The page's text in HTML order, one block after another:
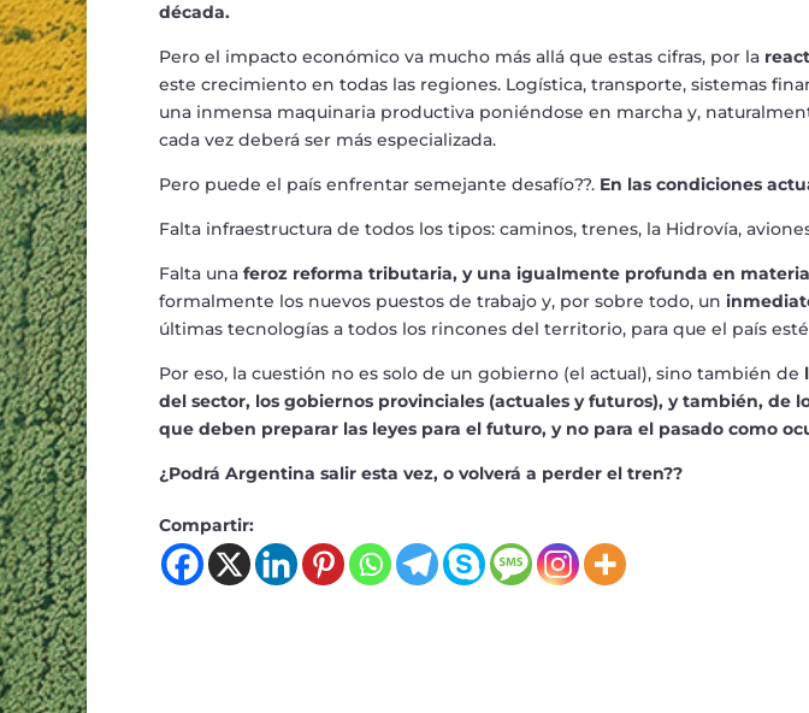
década.
Pero el impacto económico va mucho más allá que estas cifras, por la
este crecimiento en todas las regiones. Logística, transporte, sistemas
una inmensa maquinaria productiva poniéndose en marcha y,
cada vez deberá ser más especializada.
Pero puede el país enfrentar semejante desafío??. En las condiciones
Falta infraestructura de todos los tipos: caminos, trenes, la Hidrovía,
Falta una feroz reforma tributaria, y una igualmente profunda en
formalmente los nuevos puestos de trabajo y, por sobre todo, un
últimas tecnologías a todos los rincones del territorio, para que el país esté
Por eso, la cuestión no es solo de un gobierno (el actual), sino también de
del sector, los gobiernos provinciales (actuales y futuros), y también, de
que deben preparar las leyes para el futuro, y no para el pasado como
¿Podrá Argentina salir esta vez, o volverá a perder el tren??
Compartir: